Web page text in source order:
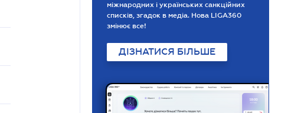
міжнародних і українських санкційних
списків, згадок в медіа. Нова LIGA360
змінює все!
ДІЗНАТИСЯ БІЛЬШЕ